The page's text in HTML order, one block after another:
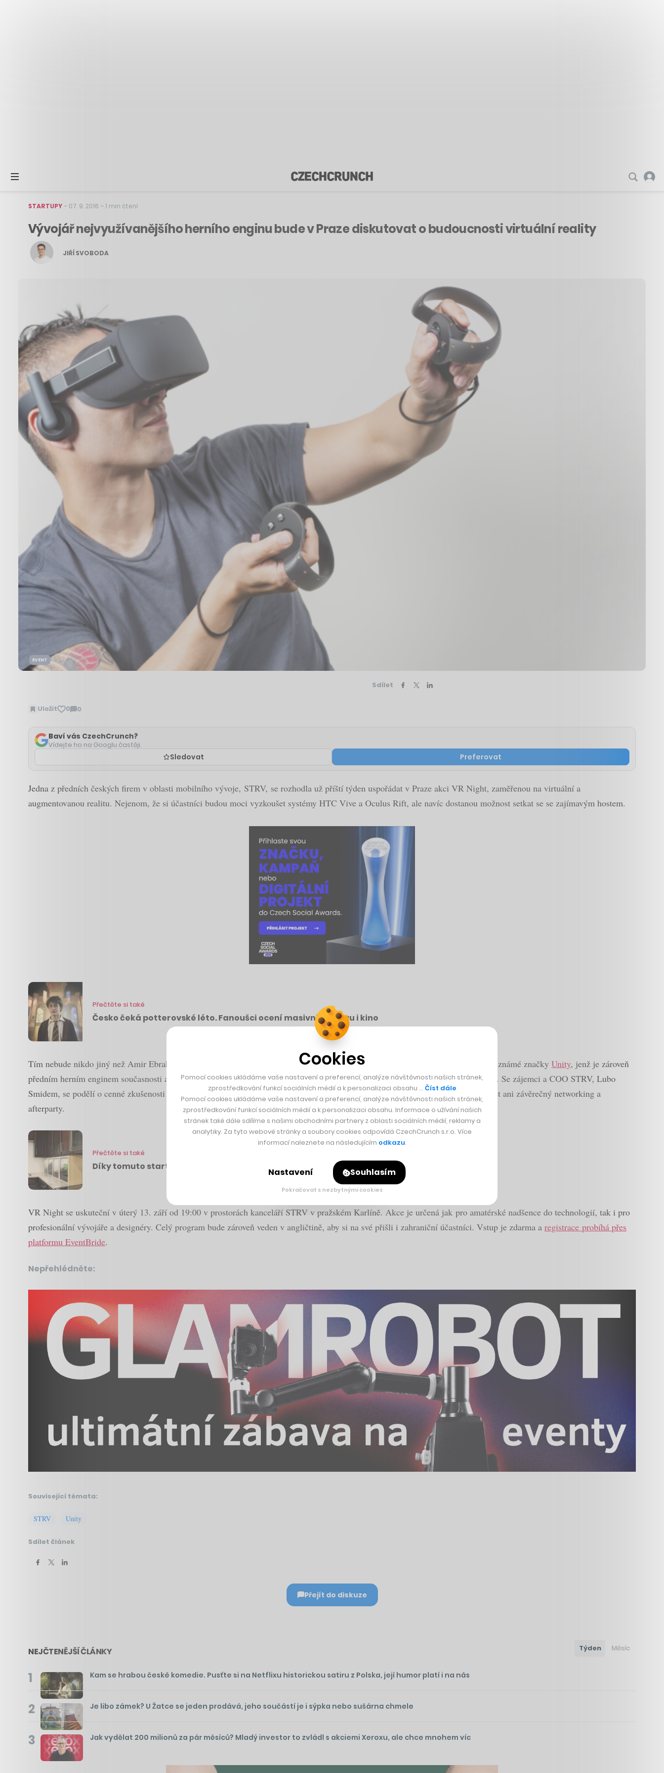
STARTUPY– 07. 9. 2016 –1 min čtení
Vývojář nejvyužívanějšího herního enginu bude v Praze diskutovat o budoucnosti virtuální reality
JIŘÍ SVOBODA
EVENT
Sdílet
Uložit 0 0
Zobrazit
Baví vás CzechCrunch?
Vídejte ho na Googlu častěji.
Sledovat Preferovat
Jedna z předních českých firem v oblasti mobilního vývoje, STRV, se rozhodla už příští týden uspořádat v Praze akci VR Night, zaměřenou na virtuální a
augmentovanou realitu. Nejenom, že si účastníci budou moci vyzkoušet systémy HTC Vive a Oculus Rift, ale navíc dostanou možnost setkat se se zajímavým hostem.
Přečtěte si také
Česko čeká potterovské léto. Fanoušci ocení masivní výstavu i kino
Tím nebude nikdo jiný než Amir Ebrahimi, který má bohaté vývojářské zkušenosti a v současnosti vede projekt EditorVR v rámci známé značky Unity, jenž je zároveň
předním herním enginem současnosti a se kterou se nedávno spojilFacebook s cílem vytvořit novou videoherní digitální platformu . Se zájemci a COO STRV, Lubo
Smidem, se podělí o cenné zkušenosti a posléze bude i součástí moderované diskuze o budoucnosti virtuální reality. Nebude chybět ani závěrečný networking a
afterparty.
Přečtěte si také
Díky tomuto startupu, si můžete doma za pár korun vypěstovat vlastní potraviny bez zalévání
VR Night se uskuteční v úterý 13. září od 19:00 v prostorách kanceláří STRV v pražském Karlíně. Akce je určená jak pro amatérské nadšence do technologií, tak i pro
profesionální vývojáře a designéry. Celý program bude zároveň veden v angličtině, aby si na své přišli i zahraniční účastníci. Vstup je zdarma a registrace probíhá přes
platformu EventBride.
Nepřehlédněte:
Související témata:
STRV Unity
Sdílet článek
Přejít do diskuze
NEJČTENĚJŠÍ ČLÁNKY Týden Měsíc
1 Kam se hrabou české komedie. Pusťte si na Netflixu historickou satiru z Polska, její humor platí i na nás
2 Je libo zámek? U Žatce se jeden prodává, jeho součástí je i sýpka nebo sušárna chmele
3 Jak vydělat 200 milionů za pár měsíců? Mladý investor to zvládl s akciemi Xeroxu, ale chce mnohem víc
Cookies
Pomocí cookies ukládáme vaše nastavení a preferencí, analýze návštěvnosti našich stránek,
zprostředkování funkcí sociálních médií a k personalizaci obsahu … Číst dále
Pomocí cookies ukládáme vaše nastavení a preferencí, analýze návštěvnosti našich stránek,
zprostředkování funkcí sociálních médií a k personalizaci obsahu. Informace o užívání našich
stránek také dále sdílíme s našimi obchodními partnery z oblasti sociálních médií, reklamy a
analytiky. Za tyto webové stránky a soubory cookies odpovídá CzechCrunch s.r.o. Více
informací naleznete na následujícím odkazu.
Nastavení Souhlasím
Pokračovat s nezbytnými cookies